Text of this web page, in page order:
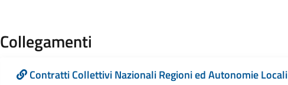
Collegamenti
Contratti Collettivi Nazionali Regioni ed Autonomie Locali